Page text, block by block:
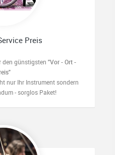
Preis
den günstigsten "Vor - Ort -
nur Ihr Instrument sondern
- sorglos Paket!